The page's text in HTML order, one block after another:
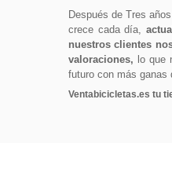
Después de Tres
crece cada día,
nuestros clientes
valoraciones, lo que
futuro con más ganas
Ventabicicletas.es tu